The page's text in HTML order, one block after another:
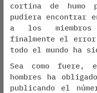
cortina de humo
pudiera encontrar
a los
finalmente el
todo el mundo ha
Sea como
hombres ha
publicando el